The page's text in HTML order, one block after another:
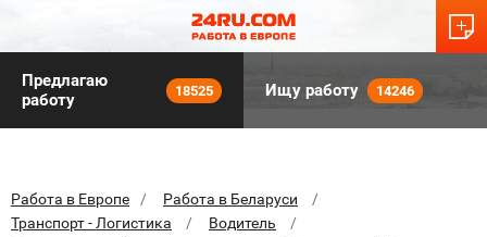
Предлагаю
работу
18525 Ищу работу 14246
Работа в Европе
Работа в Беларуси
Транспорт - Логистика
Водитель